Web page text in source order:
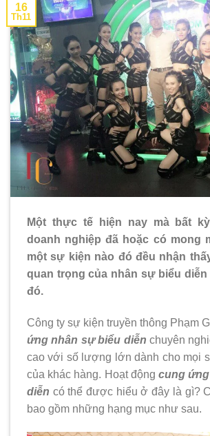
16
Th11
Một thực tế hiện nay mà bất
doanh nghiệp đã hoặc có mong
một sự kiện nào đó đều nhận
quan trọng của nhân sự biểu
đó.
Công ty sự kiện truyền thông Phạm
ứng nhân sự biểu diễn chuyên
cao với số lượng lớn dành cho mọi
của khác hàng. Hoạt độngcung
diễn có thể được hiểu ở đây là gì?
bao gồm những hạng mục như sau.